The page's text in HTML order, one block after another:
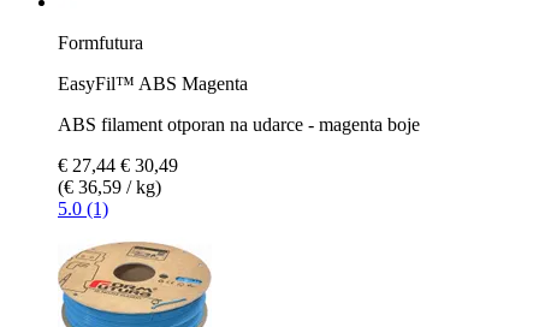
Formfutura
EasyFil™ ABS Magenta
ABS filament otporan na udarce - magenta boje
€ 27,44 € 30,49
(€ 36,59 / kg)
5.0 (1)